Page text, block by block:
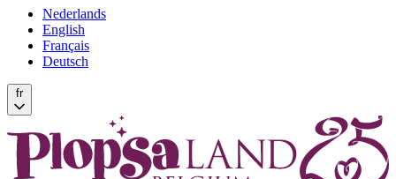
Nederlands
English
Français
Deutsch
fr